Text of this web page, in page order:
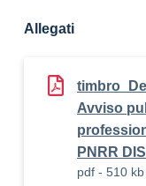
Allegati
Avviso
PNRR
pdf - 510 kb